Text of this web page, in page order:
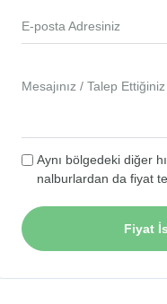
E-posta Adresiniz
Mesajınız / Talep
Aynı bölgedeki diğer
nalburlardan da fiyat
Fiyat